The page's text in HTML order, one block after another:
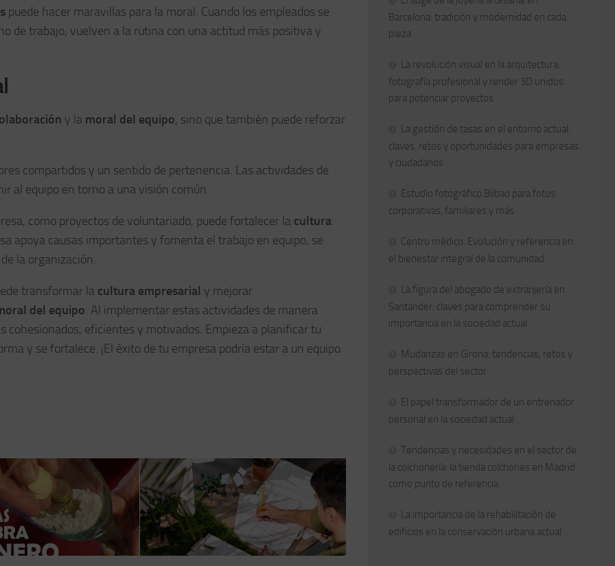
puede hacer maravillas para la moral. Cuando los empleados se
de trabajo, vuelven a la rutina con una actitud más positiva y
y la moral del equipo, sino que también puede reforzar
compartidos y un sentido de pertenencia. Las actividades de
al equipo en torno a una visión común.
como proyectos de voluntariado, puede fortalecer la cultura
apoya causas importantes y fomenta el trabajo en equipo, se
la organización.
transformar la cultura empresarial y mejorar
del equipo. Al implementar estas actividades de manera
cohesionados, eficientes y motivados. Empieza a planificar tu
y se fortalece. ¡El éxito de tu empresa podría estar a un equipo
Barcelona: tradición y modernidad en cada
pieza
La revolución visual en la arquitectura:
fotografía profesional y render 3D unidos
para potenciar proyectos
La gestión de tasas en el entorno actual:
claves, retos y oportunidades para empresas
y ciudadanos
Estudio fotográfico Bilbao para fotos
corporativas, familiares y más
Centro médico: Evolución y referencia en
el bienestar integral de la comunidad
La figura del abogado de extranjería en
Santander: claves para comprender su
importancia en la sociedad actual
Mudanzas en Girona: tendencias, retos y
perspectivas del sector
El papel transformador de un entrenador
personal en la sociedad actual
Tendencias y necesidades en el sector de
la colchonería: la tienda colchones en Madrid
como punto de referencia
La importancia de la rehabilitación de
edificios en la conservación urbana actual